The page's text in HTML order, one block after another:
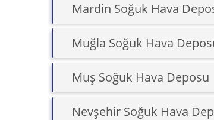
Mardin Soğuk Hava
Muğla Soğuk Hava
Muş Soğuk Hava Deposu
Nevşehir Soğuk Hava